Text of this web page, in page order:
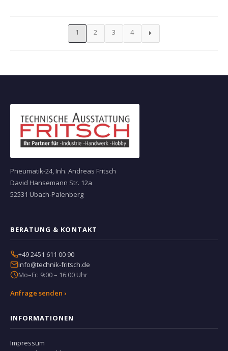
1 2 3 4
Pneumatik-24, Inh. Andreas Fritsch
David Hansemann Str. 12a
52531 Übach-Palenberg
BERATUNG & KONTAKT
+49 2451 611 00 90
info@technik-fritsch.de
Mo–Fr: 9:00 – 16:00 Uhr
Anfrage senden ›
INFORMATIONEN
Impressum